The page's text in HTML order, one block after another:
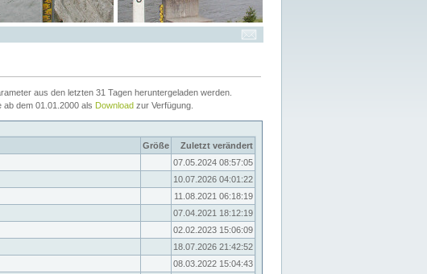
aus den letzten 31 Tagen heruntergeladen werden.
dem 01.01.2000 als Download zur Verfügung.
Größe
Zuletzt verändert
07.05.2024 08:57:05
10.07.2026 04:01:22
11.08.2021 06:18:19
07.04.2021 18:12:19
02.02.2023 15:06:09
18.07.2026 21:42:52
08.03.2022 15:04:43